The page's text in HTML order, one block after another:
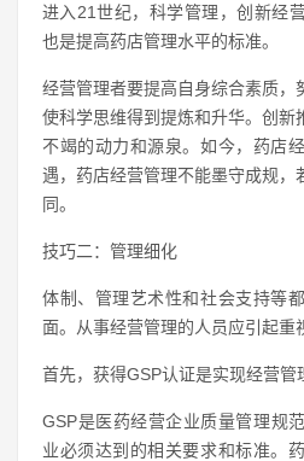
进入21世纪，科学管理，创新经
也是提高药店管理水平的标准。
经营管理者要提高自身综合素质，
使科学思维得到提炼和升华。创新
不竭的动力和源泉。如今，药店
遇，药店经营管理不能墨守成规，
同。
技巧二：管理细化
体制、管理艺术性和社会支持等
面。从事经营管理的人员应引起重
首先，获得GSP认证是实现经营管
GSP是医药经营企业质量管理规
业必须达到的相关要求和标准。